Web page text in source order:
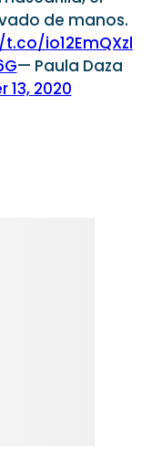
de manos.
io12EmQXzl
— Paula Daza
13, 2020